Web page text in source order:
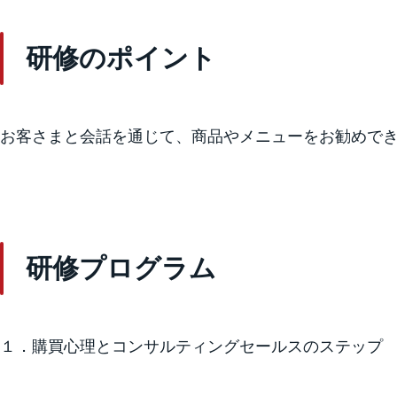
研修のポイント
お客さまと会話を通じて、商品やメニューをお勧めで
研修プログラム
１．購買心理とコンサルティングセールスのステップ